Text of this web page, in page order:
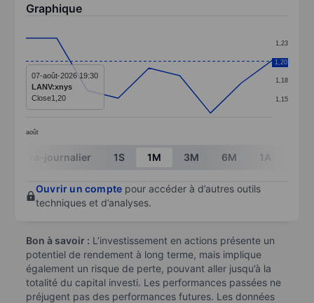
Graphique
Line chart with 9 data points.
The chart has 1 X axis displaying categories.
The chart has 1 Y axis displaying values. Data ranges
août
1,15
1,18
1,20
1,23
1,20
07-août-2026 19:30
LANV:xnys
Close1,20
End of interactive chart.
Intra-journalier 1S 1M 3M 6M 1A
Ouvrir un compte pour accéder à d’autres outils
techniques et d’analyses.
Bon à savoir : L’investissement en actions présente un
potentiel de rendement à long terme, mais implique
également un risque de perte, pouvant aller jusqu’à la
totalité du capital investi. Les performances passées ne
préjugent pas des performances futures. Les données